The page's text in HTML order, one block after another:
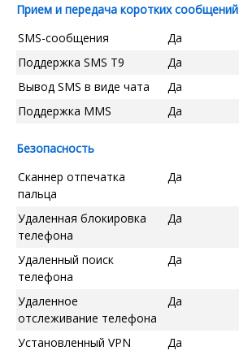
Прием и передача коротких сообщений
SMS-сообщения
Да
Поддержка SMS T9
Да
Вывод SMS в виде чата
Да
Поддержка MMS
Да
Безопасность
Сканнер отпечатка
пальца
Да
Удаленная блокировка
телефона
Да
Удаленный поиск
телефона
Да
Удаленное
отслеживание телефона
Да
Установленный VPN Да